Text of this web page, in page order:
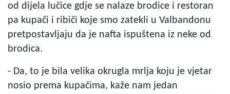
od dijela lučice gdje se nalaze brodice i restoran
pa kupači i ribiči koje smo zatekli u Valbandonu
pretpostavljaju da je nafta ispuštena iz neke od
brodica.
- Da, to je bila velika okrugla mrlja koju je vjetar
nosio prema kupačima, kaže nam jedan